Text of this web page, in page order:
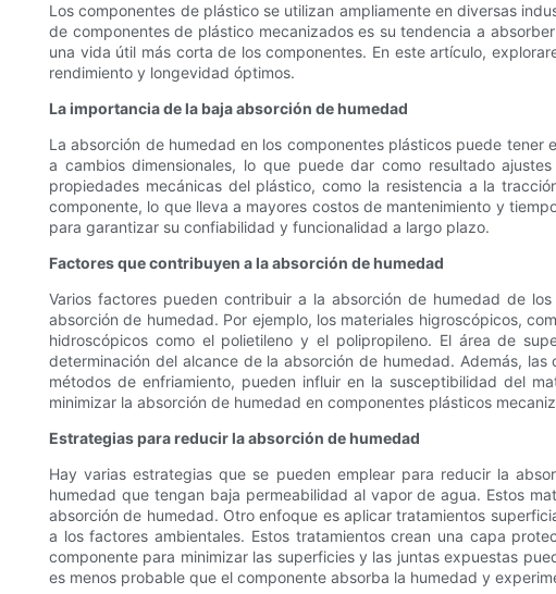
Los componentes de plástico se utilizan ampliamente en diversas
de componentes de plástico mecanizados es su tendencia a
una vida útil más corta de los componentes. En este artículo,
rendimiento y longevidad óptimos.
La importancia de la baja absorción de humedad
La absorción de humedad en los componentes plásticos puede
a cambios dimensionales, lo que puede dar como resultado
propiedades mecánicas del plástico, como la resistencia a la
componente, lo que lleva a mayores costos de mantenimiento y
para garantizar su confiabilidad y funcionalidad a largo plazo.
Factores que contribuyen a la absorción de humedad
Varios factores pueden contribuir a la absorción de humedad de
absorción de humedad. Por ejemplo, los materiales higroscópicos,
hidroscópicos como el polietileno y el polipropileno. El área de
determinación del alcance de la absorción de humedad. Además,
métodos de enfriamiento, pueden influir en la susceptibilidad del
minimizar la absorción de humedad en componentes plásticos
Estrategias para reducir la absorción de humedad
Hay varias estrategias que se pueden emplear para reducir la
humedad que tengan baja permeabilidad al vapor de agua. Estos
absorción de humedad. Otro enfoque es aplicar tratamientos
a los factores ambientales. Estos tratamientos crean una capa
componente para minimizar las superficies y las juntas expuestas
es menos probable que el componente absorba la humedad y